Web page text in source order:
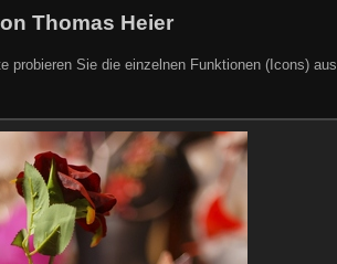
Thomas Heier
probieren Sie die einzelnen Funktionen (Icons) aus.